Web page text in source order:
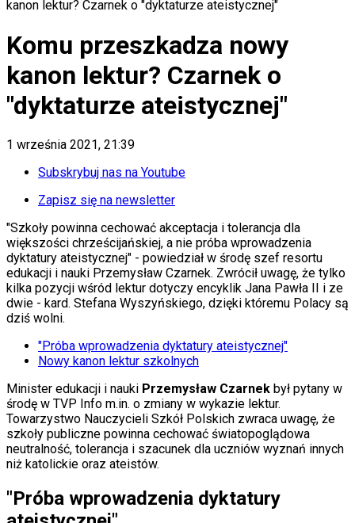
Polityka
Gospodarka
Aktualności
Emerytury
Praca
Twoje finanse
Finanse
KSEF
Aktualności
Automotive
Jednoślady
Drogi
Na wakacje
Paliwo
Porady
Życie gwiazd
Aktualności
Telewizja
Hity internetu
Edukacja
Aktualności
Matura
Kobieta
Moda
Uroda
kanon lektur? Czarnek o "dyktaturze ateistycznej"
Komu przeszkadza nowy
kanon lektur? Czarnek o
"dyktaturze ateistycznej"
1 września 2021, 21:39
Subskrybuj nas na Youtube
Zapisz się na newsletter
"Szkoły powinna cechować akceptacja i tolerancja dla
większości chrześcijańskiej, a nie próba wprowadzenia
dyktatury ateistycznej" - powiedział w środę szef resortu
edukacji i nauki Przemysław Czarnek. Zwrócił uwagę, że tylko
kilka pozycji wśród lektur dotyczy encyklik Jana Pawła II i ze
dwie - kard. Stefana Wyszyńskiego, dzięki któremu Polacy są
dziś wolni.
"Próba wprowadzenia dyktatury ateistycznej"
Nowy kanon lektur szkolnych
Minister edukacji i nauki Przemysław Czarnek był pytany w
środę w TVP Info m.in. o zmiany w wykazie lektur.
Towarzystwo Nauczycieli Szkół Polskich zwraca uwagę, że
szkoły publiczne powinna cechować światopoglądowa
neutralność, tolerancja i szacunek dla uczniów wyznań innych
niż katolickie oraz ateistów.
"Próba wprowadzenia dyktatury